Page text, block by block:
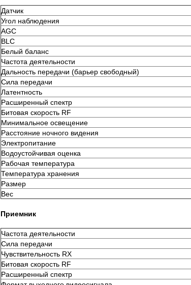
Датчик
Угол наблюдения
AGC
BLC
Белый баланс
Частота деятельности
Дальность передачи (барьер свободный)
Сила передачи
Латентность
Расширенный спектр
Битовая скорость RF
Минимальное освещение
Расстояние ночного видения
Электропитание
Водоустойчивая оценка
Рабочая температура
Температура хранения
Размер
Вес
Приемник
Частота деятельности
Сила передачи
Чувствительность RX
Битовая скорость RF
Расширенный спектр